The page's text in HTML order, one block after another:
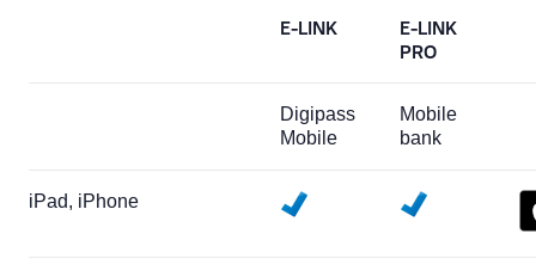
E-LINK
E-LINK
PRO
Digipass
Mobile
Mobile
bank
iPad, iPhone